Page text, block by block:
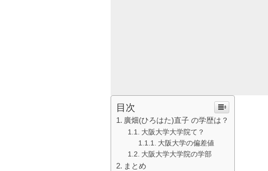
目次
廣畑(ひろはた)直子 の学歴は？
大阪大学大学院て？
大阪大学の偏差値
大阪大学大学院の学部
まとめ